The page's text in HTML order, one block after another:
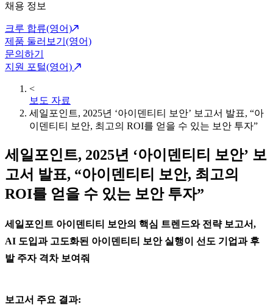
채용 정보
크루 합류(영어)
제품 둘러보기(영어)
문의하기
지원 포털(영어)
<
보도 자료
세일포인트, 2025년 ‘아이덴티티 보안’ 보고서 발표, “아
이덴티티 보안, 최고의 ROI를 얻을 수 있는 보안 투자”
세일포인트, 2025년 ‘아이덴티티 보안’ 보
고서 발표, “아이덴티티 보안, 최고의
ROI를 얻을 수 있는 보안 투자”
세일포인트 아이덴티티 보안의 핵심 트렌드와 전략 보고서,
AI 도입과 고도화된 아이덴티티 보안 실행이 선도 기업과 후
발 주자 격차 보여줘
보고서 주요 결과: